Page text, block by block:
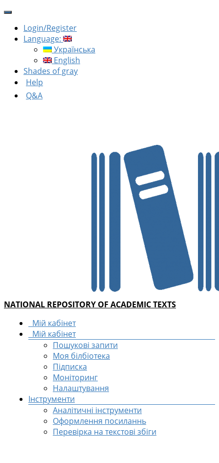
Login/Register
Language:
Українська
English
Shades of gray
Help
Q&A
NATIONAL REPOSITORY OF ACADEMIC TEXTS
Мій кабінет
Мій кабінет
Пошукові запити
Моя білбіотека
Підписка
Моніторинг
Налаштування
Інструменти
Аналітичні інструменти
Оформлення посиланнь
Перевірка на текстові збіги